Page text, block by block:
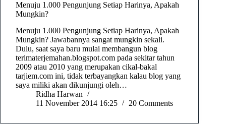
Menuju 1.000 Pengunjung Setiap Harinya, Apakah
Mungkin?
Menuju 1.000 Pengunjung Setiap Harinya, Apakah
Mungkin? Jawabannya sangat mungkin sekali.
Dulu, saat saya baru mulai membangun blog
terimaterjemahan.blogspot.com pada sekitar tahun
2009 atau 2010 yang merupakan cikal-bakal
tarjiem.com ini, tidak terbayangkan kalau blog yang
saya miliki akan dikunjungi oleh…
Ridha Harwan
11 November 2014 16:25
20 Comments